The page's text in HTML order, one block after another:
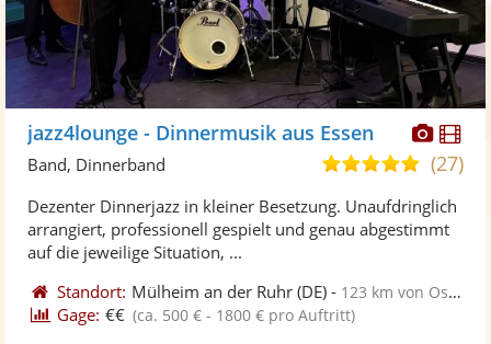
Fotos
jazz4lounge - Dinnermusik aus Essen
4,9
5
(27)
Band, Dinnerband
Dezenter Dinnerjazz in kleiner Besetzung. Unaufdringlich
arrangiert, professionell gespielt und genau abgestimmt
auf die jeweilige Situation, ...
Standort: Mülheim an der Ruhr (DE) - 123 km von Osnabrück
Gage: €€ (ca. 500 € - 1800 € pro Auftritt)